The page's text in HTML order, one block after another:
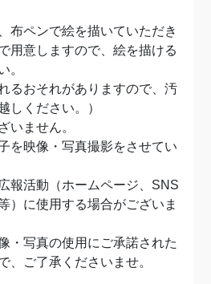
布ペンで絵を描いていただき
用意しますので、絵を描ける
。
るおそれがありますので、汚
しください。）
いません。
を映像・写真撮影をさせてい
報活動（ホームページ、SNS
）に使用する場合がございま
・写真の使用にご承諾された
、ご了承くださいませ。